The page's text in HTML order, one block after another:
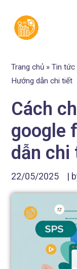
Trang chủ »Tin tức
Hướng dẫn chi tiết
Cách
google
dẫn chi
22/05/2025 |